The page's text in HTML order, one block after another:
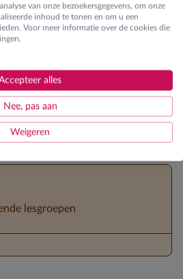
van onze bezoekersgegevens, om onze
inhoud te tonen en om u een
Voor meer informatie over de cookies die
alles
Nee, pas aan
Weigeren
aanwezig
lesgroepen